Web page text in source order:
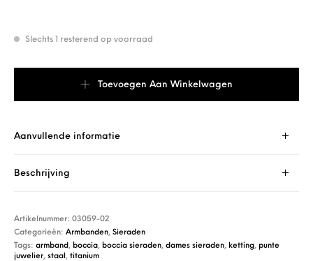
Slechts 1 resterend op voorraad
Toevoegen Aan Winkelwagen
Aanvullende informatie
Beschrijving
Artikelnummer:03059-02
Categorieën:Armbanden,Sieraden
Tags:armband, boccia, boccia sieraden,dames sieraden, ketting, punte
juwelier,staal ,titanium